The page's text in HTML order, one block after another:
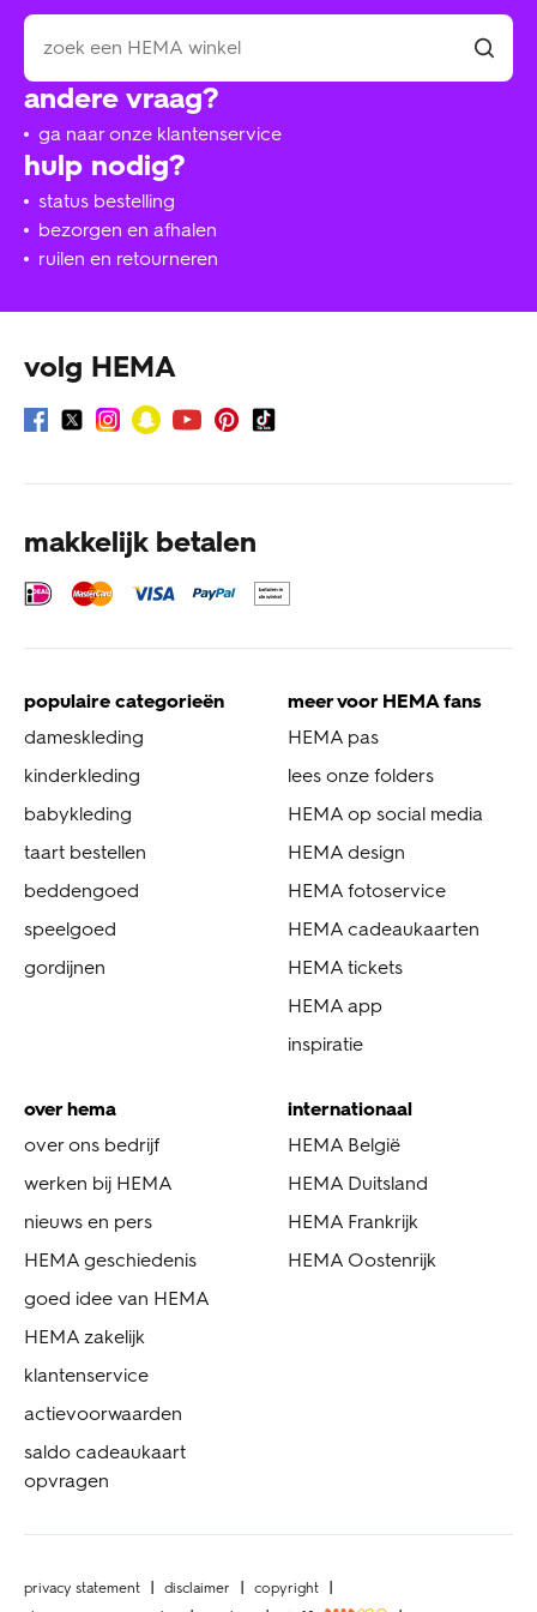
hulp nodig?
status bestelling
bezorgen en afhalen
ruilen en retourneren
andere vraag?
ga naar onze klantenservice
volg HEMA
makkelijk betalen
populaire categorieën
dameskleding
kinderkleding
babykleding
taart bestellen
beddengoed
speelgoed
gordijnen
meer voor HEMA fans
HEMA pas
lees onze folders
HEMA op social media
HEMA design
HEMA fotoservice
HEMA cadeaukaarten
HEMA tickets
HEMA app
inspiratie
over hema
over ons bedrijf
werken bij HEMA
nieuws en pers
HEMA geschiedenis
goed idee van HEMA
HEMA zakelijk
klantenservice
actievoorwaarden
saldo cadeaukaart
opvragen
internationaal
HEMA België
HEMA Duitsland
HEMA Frankrijk
HEMA Oostenrijk
privacy statement disclaimer
copyright